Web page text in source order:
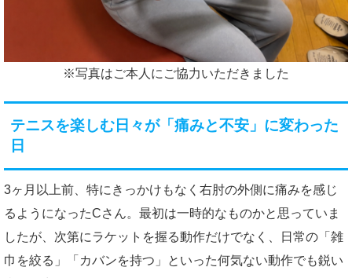
※写真はご本人にご協力いただきました
テニスを楽しむ日々が「痛みと不安」に変わった
日
3ヶ月以上前、特にきっかけもなく右肘の外側に痛みを感じ
るようになったCさん。最初は一時的なものかと思っていま
したが、次第にラケットを握る動作だけでなく、日常の「雑
巾を絞る」「カバンを持つ」といった何気ない動作でも鋭い